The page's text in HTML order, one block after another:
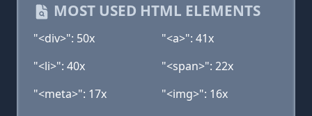
MOST USED HTML ELEMENTS
"<div>": 50x
"<a>": 41x
"<li>": 40x
"<span>": 22x
"<meta>": 17x
"<img>": 16x